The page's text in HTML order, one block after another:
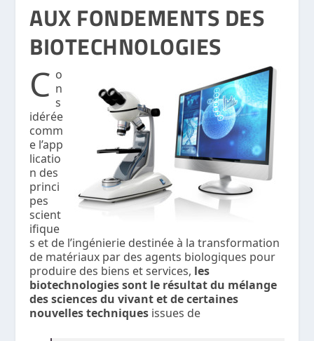
AUX FONDEMENTS DES
BIOTECHNOLOGIES
C o
n
s
idérée
comm
e l’app
licatio
n des
princi
pes
scient
ifique
s et de l’ingénierie destinée à la transformation
de matériaux par des agents biologiques pour
produire des biens et services, les
biotechnologies sont le résultat du mélange
des sciences du vivant et de certaines
nouvelles techniques issues de